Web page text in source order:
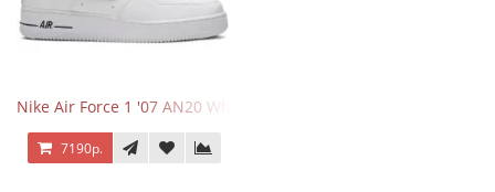
Nike Air Force 1 '07 AN20 White Black
7190р.